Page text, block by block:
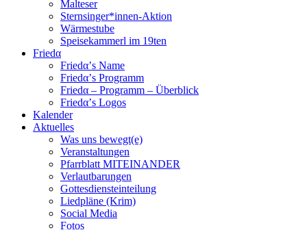
Malteser
Sternsinger*innen-Aktion
Wärmestube
Speisekammerl im 19ten
Friedα
Friedα’s Name
Friedα’s Programm
Friedα – Programm – Überblick
Friedα’s Logos
Kalender
Aktuelles
Was uns bewegt(e)
Veranstaltungen
Pfarrblatt MITEINANDER
Verlautbarungen
Gottesdiensteinteilung
Liedpläne (Krim)
Social Media
Fotos